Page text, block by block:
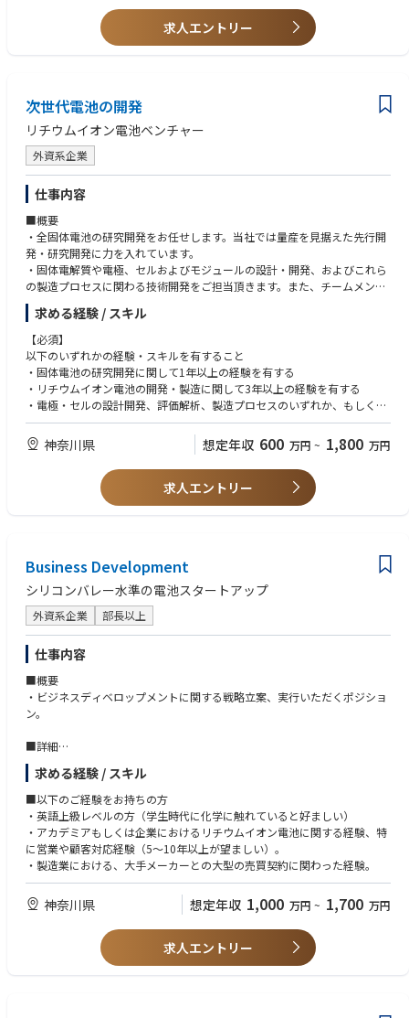
パリ協定に端を発する世界的な脱炭素化政策の推進、それに伴うモビリテ
と思われます。当社は本社のある中国市場を中心に広く内外の顧客を持
ち、一部の日本OEMにもその名を認知されています。日本のOEMからは品
質と価格競争力のあるモーター・インバーターといった主要部品サプライ
ヤーの一社としての弊社に対する期待は高く、また、ホワイトボディの製
造設備、バッテリーパックの製造設備といったサプライヤーとしての機能
に対しても着目されています。
モーター・インバーター・ギアボックスに関する知識
ソフトウェアまたはハードウェア開発に関する基礎知識
求人エントリー
次世代電池の開発
リチウムイオン電池ベンチャー
外資系企業
仕事内容
■概要
・全固体電池の研究開発をお任せします。当社では量産を見据えた先行開
発・研究開発に力を入れています。
・固体電解質や電極、セルおよびモジュールの設計・開発、およびこれら
の製造プロセスに関わる技術開発をご担当頂きます。また、チームメンバ
ーと協力して製品化・量産化に取り組んで頂きます。
■具体的な業務
1. 固体電池の開発に関わる業務全般
(1) 固体電解質、電極、セルおよびモジュールの設計・開発、
製造プロセスの設計・開発、評価解析などの業務の推進
(2) 設備など研究開発インフラの構築に関わる業務の推進
品質・歩留まり向上に関わる業務の推進
3. 上記に必要な社外連携先との協業、および中国本社との連携に関わる
4. 中国への出張対応および開発・立ち上げ支援に関わる業務の推進
求める経験 / スキル
【必須】
以下のいずれかの経験・スキルを有すること
・固体電池の研究開発に関して1年以上の経験を有する
・リチウムイオン電池の開発・製造に関して3年以上の経験を有する
・電極・セルの設計開発、評価解析、製造プロセスのいずれか、もしくは
固体電解質に関する実践的かつ高度な専門性を有する
【歓迎】
・リチウム金属電池の開発経験
・リチウムイオン電池の先行開発から量産までの一連の経験を有する
・電極・セル作製に関する全工程もしくは個別工程に精通・習熟している
神奈川県 想定年収 600 万円 ~ 1,800 万円
求人エントリー
Business Development
シリコンバレー水準の電池スタートアップ
外資系企業 部長以上
仕事内容
■概要
・ビジネスディベロップメントに関する戦略立案、実行いただくポジショ
ン。
■詳細
・EV顧客向け戦略立案、プロジェクト管理、契約・価格・SCM・ビジネス
交渉
・顧客（自動車、モビリティ、ドローン、パワーツール、デバイスメーカ
ー等）とのコミュニケーションを進め、顧客への提案、顧客とのプロジェ
クトを管理する。
・顧客へのプレゼンテーションや、国内外の顧客との交渉、契約書（英
文・日本語）のレビュー（弁護士サポート有）など必要な活動を行う。
し、ファシリテートするとともに、技術メンバーの開発活動を支援する。
・顧客フィードバックや技術視点も含む市場レポート等の情報を分析・考
察して、戦略立案や顧客への価値ある提案に貢献する。
・有用な業界トレンド情報をチームに共有する
・資金調達活動の支援を行う
求める経験 / スキル
■以下のご経験をお持ちの方
・英語上級レベルの方（学生時代に化学に触れていると好ましい）
・アカデミアもしくは企業におけるリチウムイオン電池に関する経験、特
に営業や顧客対応経験（5～10年以上が望ましい）。
・製造業における、大手メーカーとの大型の売買契約に関わった経験。
神奈川県 想定年収 1,000 万円 ~ 1,700 万円
求人エントリー